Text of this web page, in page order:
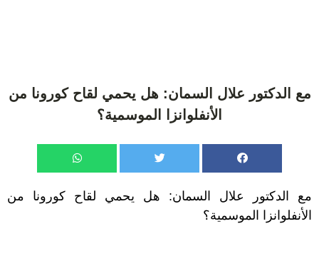
مع الدكتور علال السمان: هل يحمي لقاح كورونا من
الأنفلوانزا الموسمية؟
مع الدكتور علال السمان: هل يحمي لقاح كورونا من
الأنفلوانزا الموسمية؟